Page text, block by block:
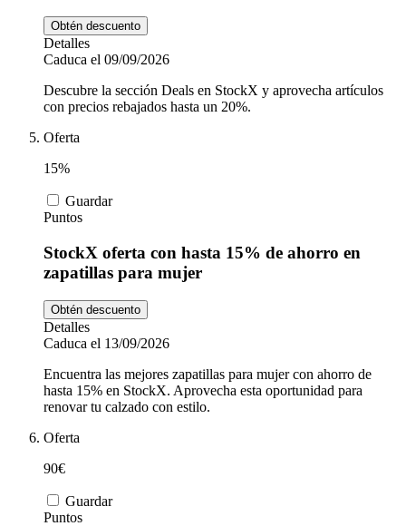
Obtén descuento
Detalles
Caduca el 09/09/2026
Descubre la sección Deals en StockX y aprovecha artículos
con precios rebajados hasta un 20%.
Oferta
15%
Guardar
Puntos
StockX oferta con hasta 15% de ahorro en
zapatillas para mujer
Obtén descuento
Detalles
Caduca el 13/09/2026
Encuentra las mejores zapatillas para mujer con ahorro de
hasta 15% en StockX. Aprovecha esta oportunidad para
renovar tu calzado con estilo.
Oferta
90€
Guardar
Puntos